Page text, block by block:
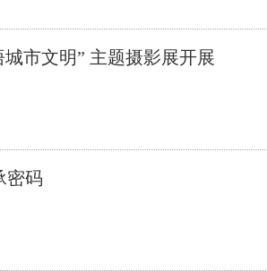
城市文明” 主题摄影展开展
密码